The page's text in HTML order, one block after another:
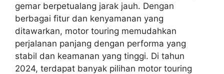
gemar berpetualang jarak jauh. Dengan
berbagai fitur dan kenyamanan yang
ditawarkan, motor touring memudahkan
perjalanan panjang dengan performa yang
stabil dan keamanan yang tinggi. Di tahun
2024, terdapat banyak pilihan motor touring